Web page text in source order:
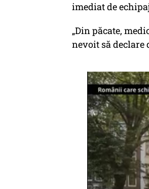
imediat de
„Din păcate,
nevoit să declare